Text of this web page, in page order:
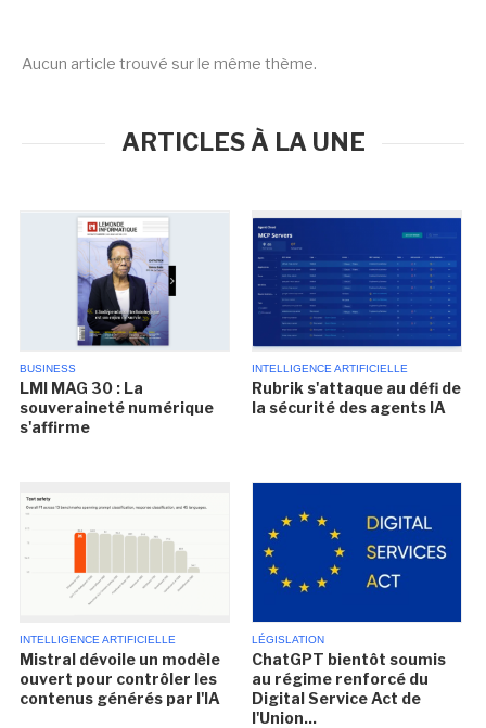
Aucun article trouvé sur le même thème.
ARTICLES À LA UNE
BUSINESS
LMI MAG 30 : La
souveraineté numérique
s'affirme
INTELLIGENCE ARTIFICIELLE
Rubrik s'attaque au défi de
la sécurité des agents IA
INTELLIGENCE ARTIFICIELLE
Mistral dévoile un modèle
ouvert pour contrôler les
contenus générés par l'IA
LÉGISLATION
ChatGPT bientôt soumis
au régime renforcé du
Digital Service Act de
l'Union...